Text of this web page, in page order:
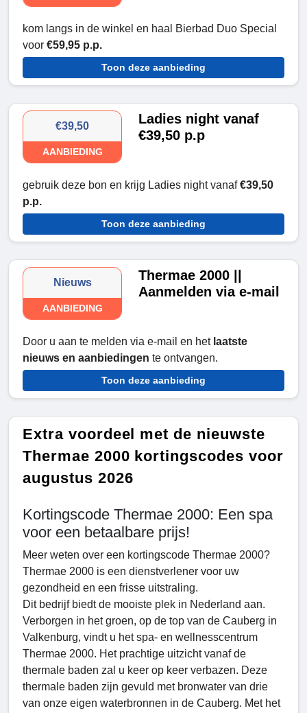
kom langs in de winkel en haal Bierbad Duo Special
voor €59,95 p.p.
Toon deze aanbieding
€39,50
AANBIEDING
Ladies night vanaf
€39,50 p.p
gebruik deze bon en krijg Ladies night vanaf€39,50
p.p.
Toon deze aanbieding
Nieuws
AANBIEDING
Thermae 2000 ||
Aanmelden via e-mail
Door u aan te melden via e-mail en het laatste
nieuws en aanbiedingen te ontvangen.
Toon deze aanbieding
Extra voordeel met de nieuwste
Thermae 2000 kortingscodes voor
augustus 2026
Kortingscode Thermae 2000: Een spa
voor een betaalbare prijs!
Meer weten over een kortingscode Thermae 2000?
Thermae 2000 is een dienstverlener voor uw
gezondheid en een frisse uitstraling.
Dit bedrijf biedt de mooiste plek in Nederland aan.
Verborgen in het groen, op de top van de Cauberg in
Valkenburg, vindt u het spa- en wellnesscentrum
Thermae 2000. Het prachtige uitzicht vanaf de
thermale baden zal u keer op keer verbazen. Deze
thermale baden zijn gevuld met bronwater van drie
van onze eigen waterbronnen in de Cauberg. Met het